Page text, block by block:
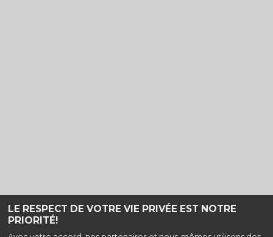
LE RESPECT DE VOTRE VIE PRIVÉE EST NOTRE
PRIORITÉ!
Haut de page